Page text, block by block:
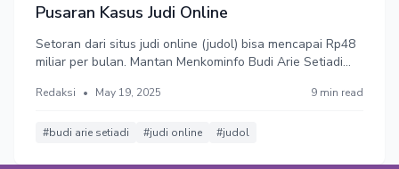
Pusaran Kasus Judi Online
Setoran dari situs judi online (judol) bisa mencapai Rp48
miliar per bulan. Mantan Menkominfo Budi Arie Setiadi
pembagian uang, ada kode “PM” yang merujuk padanya.
Redaksi • May 19, 2025 9 min read
#budi arie setiadi #judi online #judol